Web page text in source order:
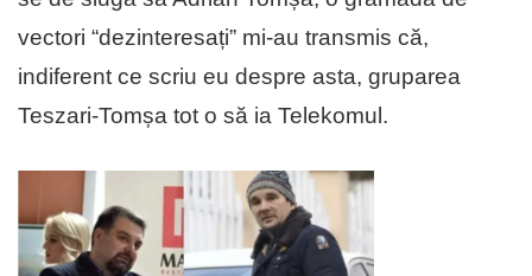
vectori “dezinteresați” mi-au transmis că,
indiferent ce scriu eu despre asta, gruparea
Teszari-Tomșa tot o să ia Telekomul.